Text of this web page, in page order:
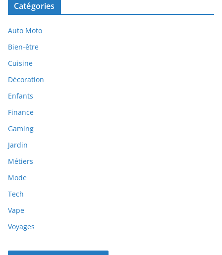
Catégories
Auto Moto
Bien-être
Cuisine
Décoration
Enfants
Finance
Gaming
Jardin
Métiers
Mode
Tech
Vape
Voyages